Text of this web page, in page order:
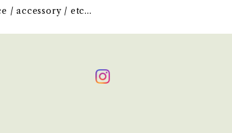
/ accessory / etc...